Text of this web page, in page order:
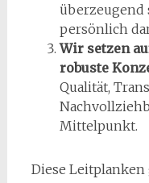
überzeugend
persönlich
Wir setzen
robuste
Qualität,
Mittelpunkt.
Diese